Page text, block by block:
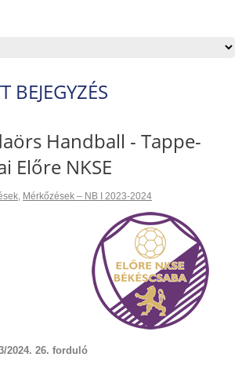
Handball - Tappe-
Előre NKSE
, Mérkőzések – NB I 2023-2024
2024. 26. forduló